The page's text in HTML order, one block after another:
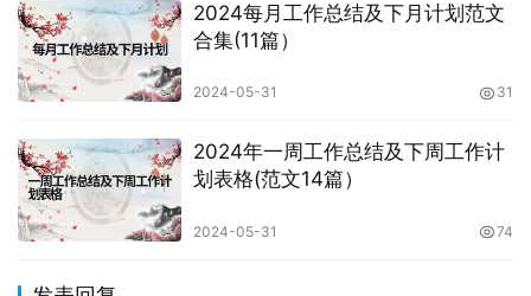
2024每月工作总结及下月计划范文
合集(11篇）
2024-05-31 31
2024年一周工作总结及下周工作计
划表格(范文14篇）
2024-05-31 74